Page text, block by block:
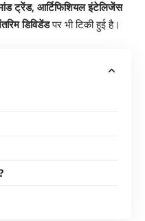
ट्रेंड, आर्टिफिशियल इंटेलिजेंस
डिविडेंडपर भी टिकी हुई है।